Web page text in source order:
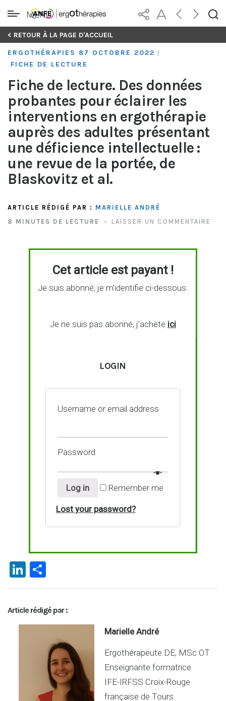
Skip
content
MENU
< RETOUR À LA PAGE D'ACCUEIL
ERGOTHÉRAPIES 87 OCTOBRE 2022
FICHE DE LECTURE
Fiche de lecture. Des données
probantes pour éclairer les
interventions en ergothérapie
auprès des adultes présentant
une déficience intellectuelle :
une revue de la portée, de
Blaskovitz et al.
ARTICLE RÉDIGÉ PAR : MARIELLE ANDRÉ
8 MINUTES DE LECTURE
LAISSER UN COMMENTAIRE
Cet article est payant !
Je suis abonné, je m’identifie ci-dessous.
Je ne suis pas abonné, j’achète ici
LOGIN
Username or email address
Password
Log in Remember me
Lost your password?
Li
n
ke
dI
ar
ta
g
er
Article rédigé par :
Marielle André
Ergothérapeute DE, MSc OT
Enseignante formatrice
IFE-IRFSS Croix-Rouge
française de Tours